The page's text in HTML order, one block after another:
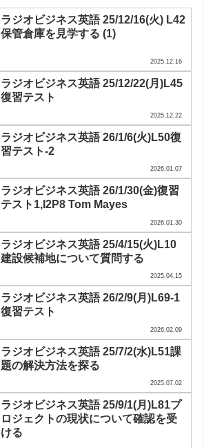
ラジオビジネス英語 25/12/16(火) L42
保管倉庫を見学する (1)
2025.12.16
ラジオビジネス英語 25/12/22(月)L45
復習テスト
2025.12.22
ラジオビジネス英語 26/1/6(火)L50復
習テスト-2
2026.01.07
ラジオビジネス英語 26/1/30(金)復習
テスト1,I2P8 Tom Mayes
2026.01.30
ラジオビジネス英語 25/4/15(火)L10
建設候補地について質問する
2025.04.15
ラジオビジネス英語 26/2/9(月)L69-1
復習テスト
2026.02.09
ラジオビジネス英語 25/7/2(水)L51課
題の解決方法を探る
2025.07.02
ラジオビジネス英語 25/9/1(月)L81プ
ロジェクトの現状について確認を受
ける